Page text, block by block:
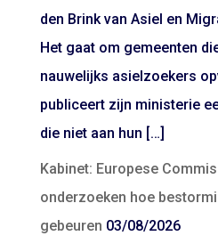
den Brink van Asiel en
Het gaat om gemeenten
nauwelijks asielzoekers
publiceert zijn ministerie
die niet aan hun […]
Kabinet: Europese
onderzoeken hoe
gebeuren 03/08/2026